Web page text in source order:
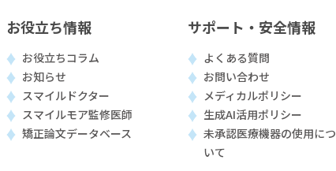
お役立ち情報
お役立ちコラム
お知らせ
スマイルドクター
スマイルモア監修医師
矯正論文データベース
サポート・安全情報
よくある質問
お問い合わせ
メディカルポリシー
生成AI活用ポリシー
未承認医療機器の使用につ
いて